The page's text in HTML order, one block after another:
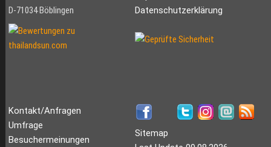
D-71034 Böblingen
Datenschutzerklärung
Kontakt/Anfragen
Umfrage
Besuchermeinungen
Sitemap